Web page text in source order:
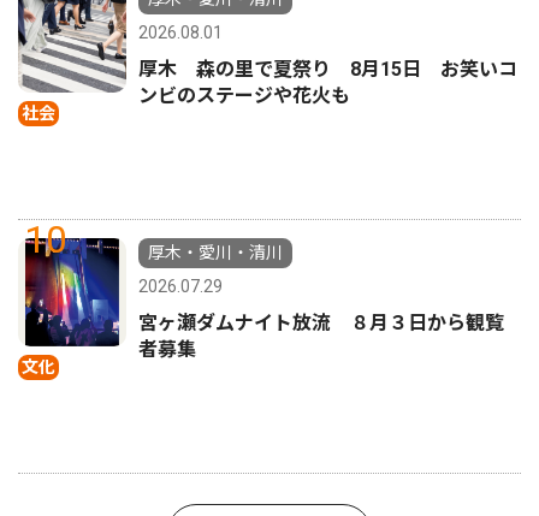
社会
2026.08.01
厚木 森の里で夏祭り 8月15日 お笑いコ
ンビのステージや花火も
10
文化
厚木・愛川・清川
2026.07.29
宮ヶ瀬ダムナイト放流 ８月３日から観覧
者募集